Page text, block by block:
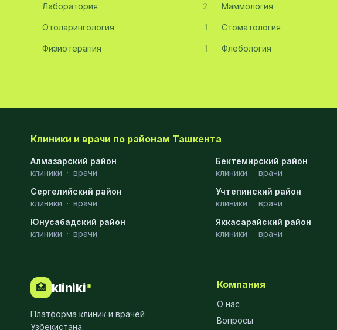
Акушерство 19
Ортопедия 19
Массаж
ЭКГ
Гастроэнтерология
Аллергология
Лаборатория 2 Маммология
Отоларингология 1 Стоматология
Физиотерапия 1 Флебология
Клиники и врачи по районам Ташкента
Алмазарский район
клиники · врачи
Бектемирский район
клиники · врачи
Сергелийский район
клиники · врачи
Учтепинский район
клиники · врачи
Юнусабадский район
клиники · врачи
Яккасарайский район
клиники · врачи
🏥 kliniki*
Платформа клиник и врачей
Узбекистана.
Компания
О нас
Вопросы